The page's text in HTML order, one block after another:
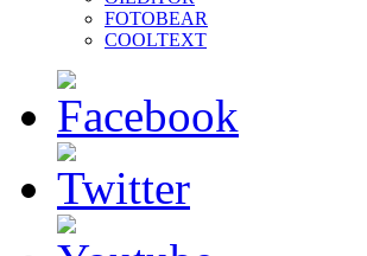
FOTOBEAR
COOLTEXT